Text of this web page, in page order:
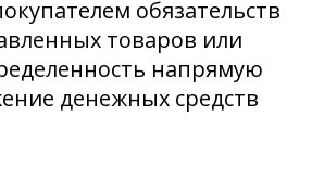
обязательств
товаров или
напрямую
денежных средств